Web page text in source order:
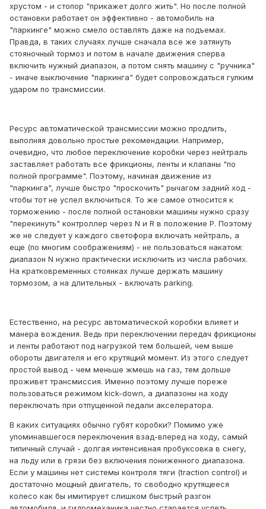
хрустом - и стопор "прикажет долго жить". Но после полной
остановки работает он эффективно - автомобиль на
"паркинге" можно смело оставлять даже на подъемах.
Правда, в таких случаях лучше сначала все же затянуть
стояночный тормоз и потом в начале движения сперва
включить нужный диапазон, а потом снять машину с "ручника"
- иначе выключение "паркинга" будет сопровождаться гулким
ударом по трансмиссии.
Ресурс автоматической трансмиссии можно продлить,
выполняя довольно простые рекомендации. Например,
очевидно, что любое переключение коробки через нейтраль
заставляет работать все фрикционы, ленты и клапаны "по
полной программе". Поэтому, начиная движение из
"паркинга", лучше быстро "проскочить" рычагом задний ход -
чтобы тот не успел включиться. То же самое относится к
торможению - после полной остановки машины нужно сразу
"перекинуть" контроллер через N и R в положение P. Поэтому
же не следует у каждого светофора включать нейтраль, а
еще (по многим соображениям) - не пользоваться накатом:
диапазон N нужно практически исключить из числа рабочих.
На кратковременных стоянках лучше держать машину
тормозом, а на длительных - включать parking.
Естественно, на ресурс автоматической коробки влияет и
манера вождения. Ведь при переключении передач фрикционы
и ленты работают под нагрузкой тем большей, чем выше
обороты двигателя и его крутящий момент. Из этого следует
простой вывод - чем меньше жмешь на газ, тем дольше
проживет трансмиссия. Именно поэтому лучше пореже
пользоваться режимом kick-down, а диапазоны на ходу
переключать при отпущенной педали акселератора.
В каких ситуациях обычно губят коробки? Помимо уже
упоминавшегося переключения взад-вперед на ходу, самый
типичный случай - долгая интенсивная пробуксовка в снегу,
на льду или в грязи без включения пониженного диапазона.
Если у машины нет системы контроля тяги (traction control) и
достаточно мощный двигатель, то свободно крутящееся
колесо как бы имитирует слишком быстрый разгон